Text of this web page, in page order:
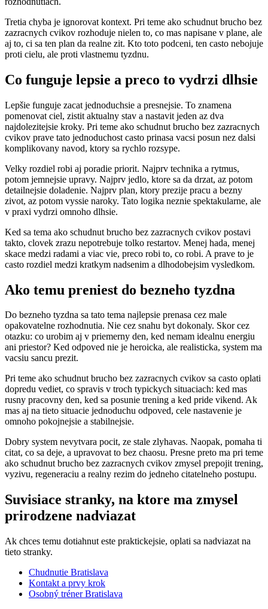
Tretia chyba je ignorovat kontext. Pri teme ako schudnut brucho bez
zazracnych cvikov rozhoduje nielen to, co mas napisane v plane, ale
aj to, ci sa ten plan da realne zit. Kto toto podceni, ten casto nebojuje
proti cielu, ale proti vlastnemu tyzdnu.
Co funguje lepsie a preco to vydrzi dlhsie
Lepšie funguje zacat jednoduchsie a presnejsie. To znamena
pomenovat ciel, zistit aktualny stav a nastavit jeden az dva
najdolezitejsie kroky. Pri teme ako schudnut brucho bez zazracnych
cvikov prave tato jednoduchost casto prinasa vacsi posun nez dalsi
komplikovany navod, ktory sa rychlo rozsype.
Velky rozdiel robi aj poradie priorit. Najprv technika a rytmus,
potom jemnejsie upravy. Najprv jedlo, ktore sa da drzat, az potom
detailnejsie doladenie. Najprv plan, ktory prezije pracu a bezny
zivot, az potom vyssie naroky. Tato logika neznie spektakularne, ale
v praxi vydrzi omnoho dlhsie.
Ked sa tema ako schudnut brucho bez zazracnych cvikov postavi
takto, clovek zrazu nepotrebuje tolko restartov. Menej hada, menej
skace medzi radami a viac vie, preco robi to, co robi. A prave to je
casto rozdiel medzi kratkym nadsenim a dlhodobejsim vysledkom.
Ako temu preniest do bezneho tyzdna
Do bezneho tyzdna sa tato tema najlepsie prenasa cez male
opakovatelne rozhodnutia. Nie cez snahu byt dokonaly. Skor cez
otazku: co urobim aj v priemerny den, ked nemam idealnu energiu
ani priestor? Ked odpoved nie je heroicka, ale realisticka, system ma
vacsiu sancu prezit.
Pri teme ako schudnut brucho bez zazracnych cvikov sa casto oplati
dopredu vediet, co spravis v troch typickych situaciach: ked mas
rusny pracovny den, ked sa posunie trening a ked pride vikend. Ak
mas aj na tieto situacie jednoduchu odpoved, cele nastavenie je
omnoho pokojnejsie a stabilnejsie.
Dobry system nevytvara pocit, ze stale zlyhavas. Naopak, pomaha ti
citat, co sa deje, a upravovat to bez chaosu. Presne preto ma pri teme
ako schudnut brucho bez zazracnych cvikov zmysel prepojit trening,
vyzivu, regeneraciu a realny rezim do jedneho citatelneho postupu.
Suvisiace stranky, na ktore ma zmysel
prirodzene nadviazat
Ak chces temu dotiahnut este praktickejsie, oplati sa nadviazat na
tieto stranky.
Chudnutie Bratislava
Kontakt a prvy krok
Osobný tréner Bratislava